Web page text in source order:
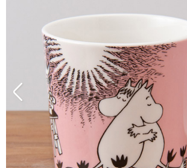
プロキッチンオリジナル 山田工業所
山一 マリメッコ つきじ常陸屋